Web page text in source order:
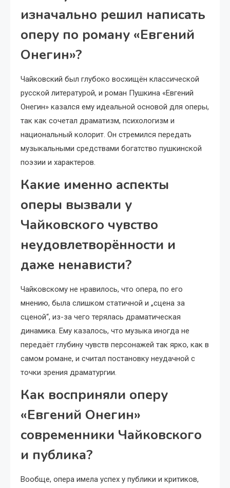
изначально решил написать
оперу по роману «Евгений
Онегин»?
Чайковский был глубоко восхищён классической
русской литературой, и роман Пушкина «Евгений
Онегин» казался ему идеальной основой для оперы,
так как сочетал драматизм, психологизм и
национальный колорит. Он стремился передать
музыкальными средствами богатство пушкинской
поэзии и характеров.
Какие именно аспекты
оперы вызвали у
Чайковского чувство
неудовлетворённости и
даже ненависти?
Чайковскому не нравилось, что опера, по его
мнению, была слишком статичной и „сцена за
сценой“, из-за чего терялась драматическая
динамика. Ему казалось, что музыка иногда не
передаёт глубину чувств персонажей так ярко, как в
самом романе, и считал постановку неудачной с
точки зрения драматургии.
Как восприняли оперу
«Евгений Онегин»
современники Чайковского
и публика?
Вообще, опера имела успех у публики и критиков,